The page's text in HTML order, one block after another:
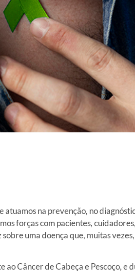
na prevenção, no
forças com pacientes,
uma doença que, muitas
Câncer de Cabeça e Pescoço, e